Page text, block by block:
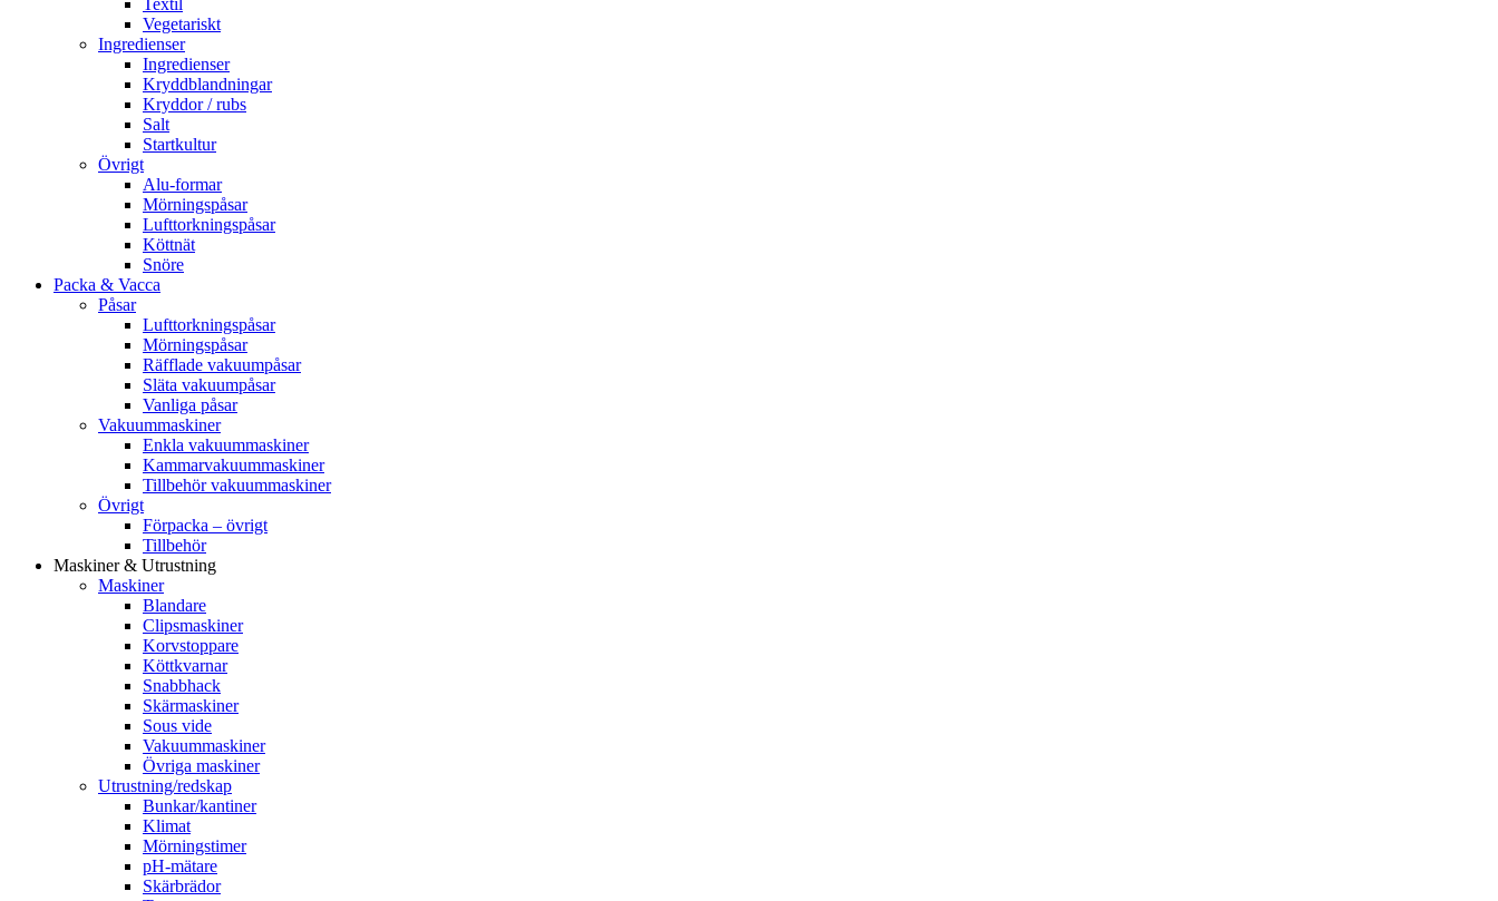
Textil
Vegetariskt
Ingredienser
Ingredienser
Kryddblandningar
Kryddor / rubs
Salt
Startkultur
Övrigt
Alu-formar
Mörningspåsar
Lufttorkningspåsar
Köttnät
Snöre
Packa & Vacca
Påsar
Lufttorkningspåsar
Mörningspåsar
Räfflade vakuumpåsar
Släta vakuumpåsar
Vanliga påsar
Vakuummaskiner
Enkla vakuummaskiner
Kammarvakuummaskiner
Tillbehör vakuummaskiner
Övrigt
Förpacka – övrigt
Tillbehör
Maskiner & Utrustning
Maskiner
Blandare
Clipsmaskiner
Korvstoppare
Köttkvarnar
Snabbhack
Skärmaskiner
Sous vide
Vakuummaskiner
Övriga maskiner
Utrustning/redskap
Bunkar/kantiner
Klimat
Mörningstimer
pH-mätare
Skärbrädor